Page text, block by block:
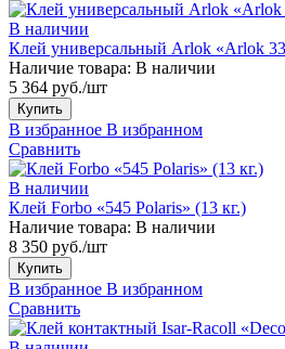
В наличии
Клей универсальный Arlok «Arlok
Наличие товара: В наличии
5 364 руб./шт
Купить
В избранное В избранном
Сравнить
В наличии
Клей Forbo «545 Polaris» (13 кг.)
Наличие товара: В наличии
8 350 руб./шт
Купить
В избранное В избранном
Сравнить